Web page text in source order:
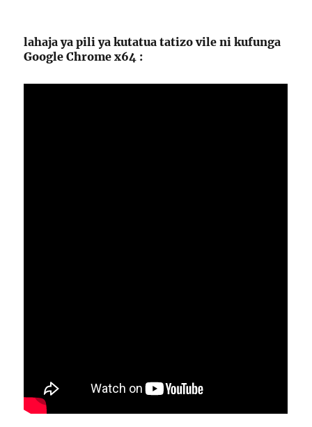
lahaja ya pili ya kutatua tatizo vile ni kufunga
Google Chrome x64 :